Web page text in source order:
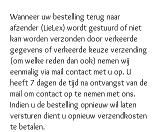
Wanneer uw bestelling terug naar
afzender (LieLex) wordt gestuurd of niet
kan worden verzonden door verkeerde
gegevens of verkeerde keuze verzending
(om welke reden dan ook) nemen wij
eenmalig via mail contact met u op. U
heeft 7 dagen de tijd na ontvangst van de
mail om contact op te nemen met ons.
Indien u de bestelling opnieuw wil laten
versturen dient u opnieuw verzendkosten
te betalen.